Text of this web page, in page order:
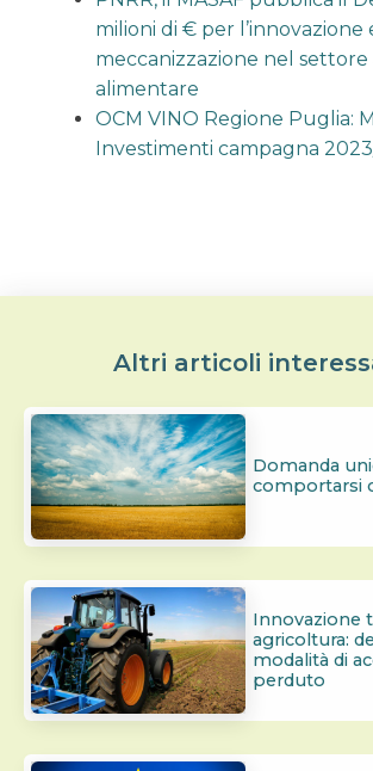
milioni di € per l’innovazione
meccanizzazione nel settore
alimentare
OCM VINO Regione Puglia:
Investimenti campagna
Altri articoli
Domanda
comportarsi
Innovazione
agricoltura:
modalità di
perduto